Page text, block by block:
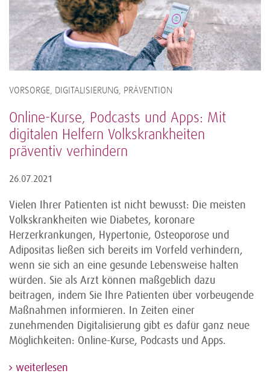
VORSORGE, DIGITALISIERUNG, PRÄVENTION
Online-Kurse, Podcasts und Apps: Mit
digitalen Helfern Volkskrankheiten
präventiv verhindern
26.07.2021
Vielen Ihrer Patienten ist nicht bewusst: Die meisten
Volkskrankheiten wie Diabetes, koronare
Herzerkrankungen, Hypertonie, Osteoporose und
Adipositas ließen sich bereits im Vorfeld verhindern,
wenn sie sich an eine gesunde Lebensweise halten
würden. Sie als Arzt können maßgeblich dazu
beitragen, indem Sie Ihre Patienten über vorbeugende
Maßnahmen informieren. In Zeiten einer
zunehmenden Digitalisierung gibt es dafür ganz neue
Möglichkeiten: Online-Kurse, Podcasts und Apps.
weiterlesen